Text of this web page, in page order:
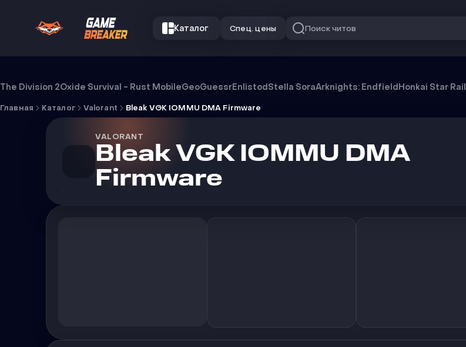
Каталог Спец. цены Поиск читов
The Division 2Oxide Survival - Rust MobileGeoGuessrEnlistodStella SoraArknights: EndfieldHonkai Star Rail
Главная Каталог Valorant Bleak VGK IOMMU DMA Firmware
VALORANT
Bleak VGK IOMMU DMA
Firmware